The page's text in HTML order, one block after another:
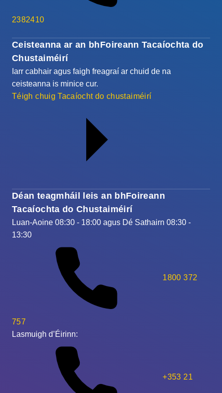
Ceisteanna ar an bhFoireann Tacaíochta do
Chustaiméirí
Iarr cabhair agus faigh freagraí ar chuid de na
ceisteanna is minice cur.
Téigh chuig Tacaíocht do chustaiméirí
Déan teagmháil leis an bhFoireann
Tacaíochta do Chustaiméirí
Luan-Aoine 08:30 - 18:00 agus Dé Sathairn 08:30 -
13:30
1800 372
757
Lasmuigh d’Éirinn:
+353 21
2382410